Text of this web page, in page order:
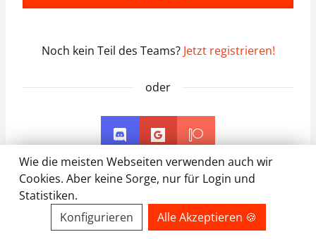
Noch kein Teil des Teams? Jetzt registrieren!
oder
Wie die meisten Webseiten verwenden auch wir
Cookies. Aber keine Sorge, nur für Login und
Statistiken.
Konfigurieren
Alle Akzeptieren 🍪